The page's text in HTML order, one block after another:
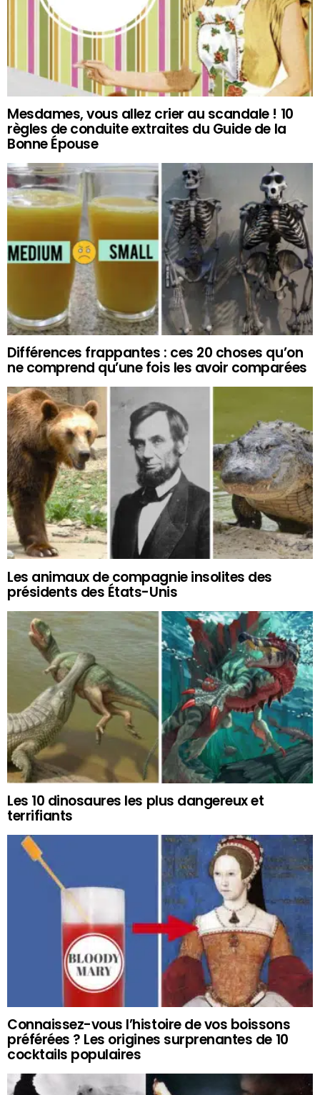
Mesdames, vous allez crier au scandale ! 10
règles de conduite extraites du Guide de la
Bonne Épouse
Différences frappantes : ces 20 choses qu’on
ne comprend qu’une fois les avoir comparées
Les animaux de compagnie insolites des
présidents des États-Unis
Les 10 dinosaures les plus dangereux et
terrifiants
Connaissez-vous l’histoire de vos boissons
préférées ? Les origines surprenantes de 10
cocktails populaires